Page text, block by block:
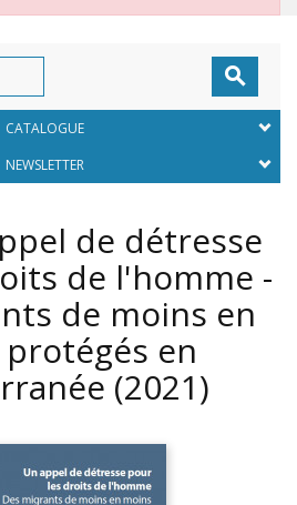

CATALOGUE
NEWSLETTER
de détresse
de l'homme -
de moins en
en
(2021)